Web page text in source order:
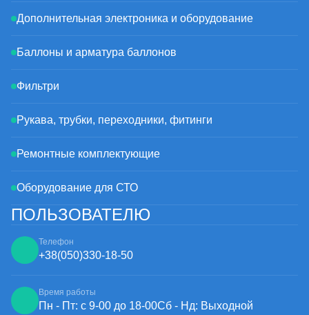
Дополнительная электроника и оборудование
Баллоны и арматура баллонов
Фильтри
Рукава, трубки, переходники, фитинги
Ремонтные комплектующие
Оборудование для СТО
ПОЛЬЗОВАТЕЛЮ
Телефон
+38(050)330-18-50
Время работы
Пн - Пт: с 9-00 до 18-00Сб - Нд: Выходной